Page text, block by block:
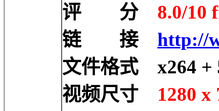
评 分 8.0/10
链 接 http://
文件格式 x264 +
视频尺寸 1280 x